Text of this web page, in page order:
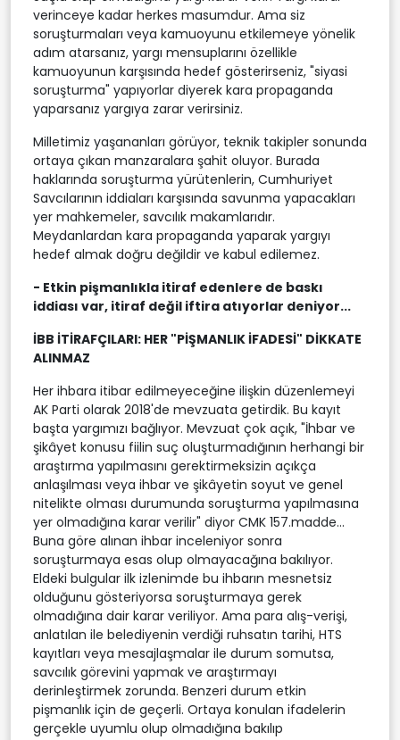
verinceye kadar herkes masumdur. Ama siz
soruşturmaları veya kamuoyunu etkilemeye yönelik
adım atarsanız, yargı mensuplarını özellikle
kamuoyunun karşısında hedef gösterirseniz, "siyasi
soruşturma" yapıyorlar diyerek kara propaganda
yaparsanız yargıya zarar verirsiniz.
Milletimiz yaşananları görüyor, teknik takipler sonunda
ortaya çıkan manzaralara şahit oluyor. Burada
haklarında soruşturma yürütenlerin, Cumhuriyet
Savcılarının iddiaları karşısında savunma yapacakları
yer mahkemeler, savcılık makamlarıdır.
Meydanlardan kara propaganda yaparak yargıyı
hedef almak doğru değildir ve kabul edilemez.
- Etkin pişmanlıkla itiraf edenlere de baskı
iddiası var, itiraf değil iftira atıyorlar deniyor...
İBB İTİRAFÇILARI: HER "PİŞMANLIK İFADESİ" DİKKATE
ALINMAZ
Her ihbara itibar edilmeyeceğine ilişkin düzenlemeyi
AK Parti olarak 2018'de mevzuata getirdik. Bu kayıt
başta yargımızı bağlıyor. Mevzuat çok açık, "İhbar ve
şikâyet konusu fiilin suç oluşturmadığının herhangi bir
araştırma yapılmasını gerektirmeksizin açıkça
anlaşılması veya ihbar ve şikâyetin soyut ve genel
nitelikte olması durumunda soruşturma yapılmasına
yer olmadığına karar verilir" diyor CMK 157.madde...
Buna göre alınan ihbar inceleniyor sonra
soruşturmaya esas olup olmayacağına bakılıyor.
Eldeki bulgular ilk izlenimde bu ihbarın mesnetsiz
olduğunu gösteriyorsa soruşturmaya gerek
olmadığına dair karar veriliyor. Ama para alış-verişi,
anlatılan ile belediyenin verdiği ruhsatın tarihi, HTS
kayıtları veya mesajlaşmalar ile durum somutsa,
savcılık görevini yapmak ve araştırmayı
derinleştirmek zorunda. Benzeri durum etkin
pişmanlık için de geçerli. Ortaya konulan ifadelerin
gerçekle uyumlu olup olmadığına bakılıp